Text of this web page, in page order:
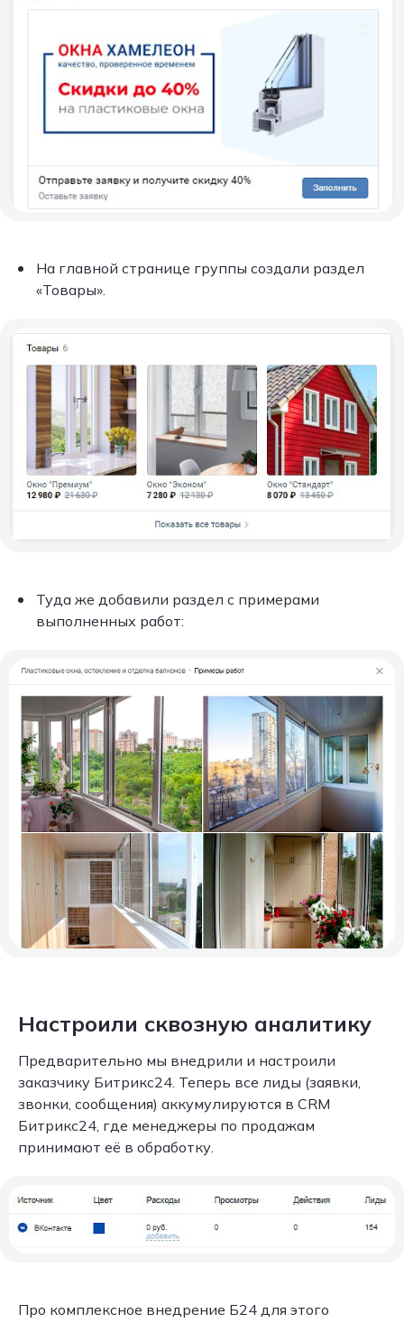
На главной странице группы создали раздел
«Товары».
Туда же добавили раздел с примерами
выполненных работ:
Настроили сквозную аналитику
Предварительно мы внедрили и настроили
заказчику Битрикс24. Теперь все лиды (заявки,
звонки, сообщения) аккумулируются в CRM
Битрикс24, где менеджеры по продажам
принимают её в обработку.
Про комплексное внедрение Б24 для этого